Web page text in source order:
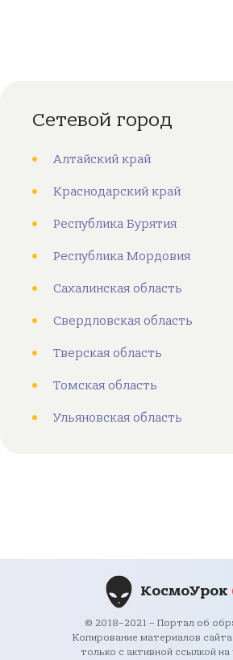
Сетевой город
Алтайский край
Краснодарский край
Республика Бурятия
Республика Мордовия
Сахалинская область
Свердловская область
Тверская область
Томская область
Ульяновская область
КосмоУрок
© 2018–2021 – Портал об
Копирование материалов
только с активной ссылкой на